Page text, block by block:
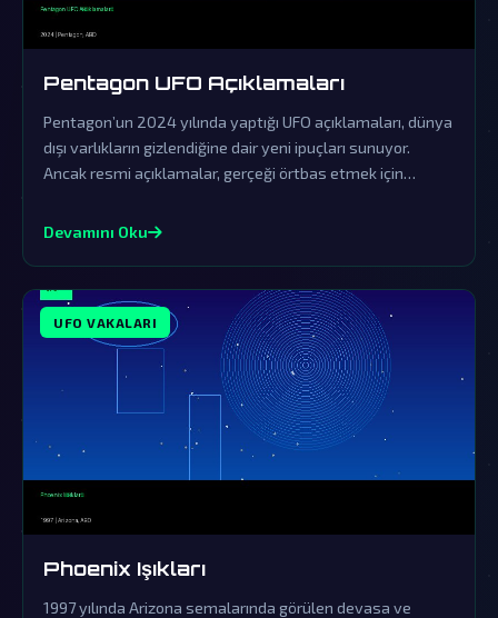
Pentagon UFO Açıklamaları
Pentagon’un 2024 yılında yaptığı UFO açıklamaları, dünya
dışı varlıkların gizlendiğine dair yeni ipuçları sunuyor.
Ancak resmi açıklamalar, gerçeği örtbas etmek için
Devamını Oku
UFO VAKALARI
Phoenix Işıkları
1997 yılında Arizona semalarında görülen devasa ve